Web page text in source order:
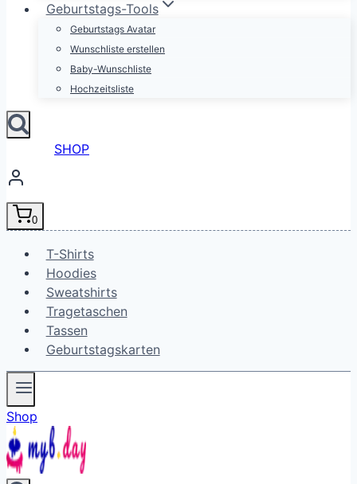
Geburtstags-Tools
Geburtstags Avatar
Wunschliste erstellen
Baby-Wunschliste
Hochzeitsliste
SHOP
0
T-Shirts
Hoodies
Sweatshirts
Tragetaschen
Tassen
Geburtstagskarten
Shop